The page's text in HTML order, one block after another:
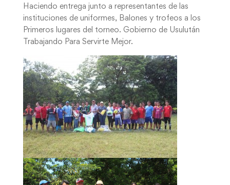
Haciendo entrega junto a representantes de las
instituciones de uniformes, Balones y trofeos a los
Primeros lugares del torneo. Gobierno de Usulután
Trabajando Para Servirte Mejor.